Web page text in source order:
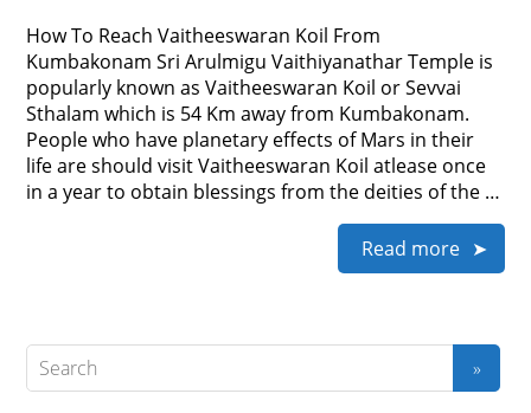
How To Reach Vaitheeswaran Koil From
Kumbakonam Sri Arulmigu Vaithiyanathar Temple is
popularly known as Vaitheeswaran Koil or Sevvai
Sthalam which is 54 Km away from Kumbakonam.
People who have planetary effects of Mars in their
life are should visit Vaitheeswaran Koil atlease once
in a year to obtain blessings from the deities of the …
Read more